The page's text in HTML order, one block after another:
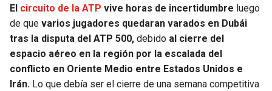
El circuito de la ATP vive horas de incertidumbre luego
de que varios jugadores quedaran varados en Dubái
tras la disputa del ATP 500, debido al cierre del
espacio aéreo en la región por la escalada del
conflicto en Oriente Medio entre Estados Unidos e
Irán. Lo que debía ser el cierre de una semana competitiva